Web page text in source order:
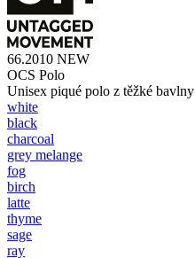
66.2010 NEW
OCS Polo
Unisex piqué polo z těžké bavlny
white
black
charcoal
grey melange
fog
birch
latte
thyme
sage
ray